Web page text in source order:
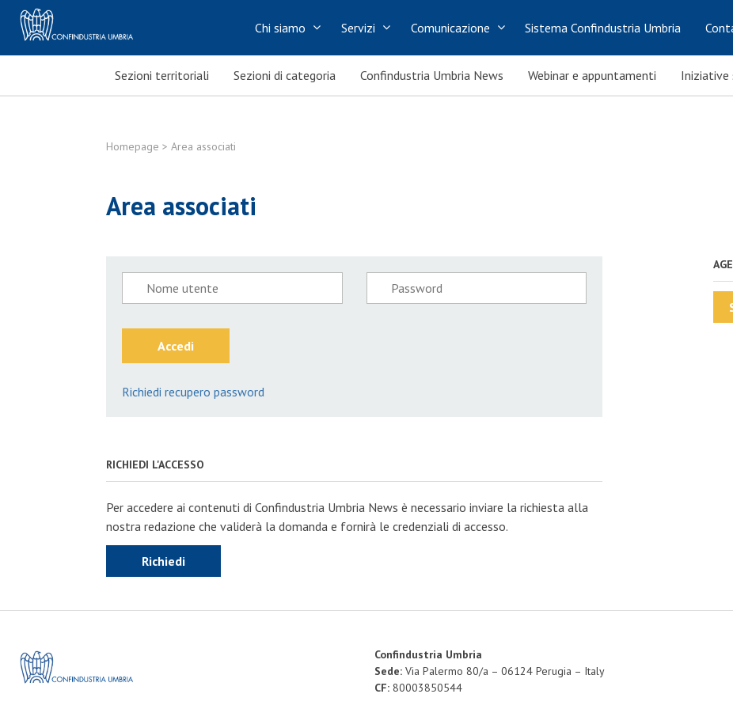
Chi siamo Servizi Comunicazione Sistema Confindustria Umbria
Sezioni territoriali Sezioni di categoria Confindustria Umbria News Webinar e appuntamenti Iniziative
Homepage > Area associati
Area associati
Accedi
Richiedi recupero password
RICHIEDI L'ACCESSO
Per accedere ai contenuti di Confindustria Umbria News è necessario inviare la richiesta alla
nostra redazione che validerà la domanda e fornirà le credenziali di accesso.
Richiedi
Confindustria Umbria
Sede: Via Palermo 80/a – 06124 Perugia – Italy
CF: 80003850544